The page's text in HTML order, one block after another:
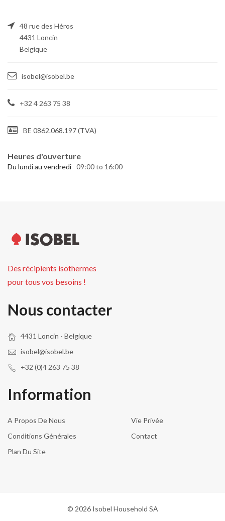
48 rue des Héros
4431 Loncin
Belgique
isobel@isobel.be
+32 4 263 75 38
BE 0862.068.197 (TVA)
Heures d'ouverture
Du lundi au vendredi 09:00 to 16:00
Des récipients isothermes
pour tous vos besoins !
Nous contacter
4431 Loncin - Belgique
isobel@isobel.be
+32 (0)4 263 75 38
Information
A Propos De Nous
Vie Privée
Conditions Générales
Contact
Plan Du Site
© 2026 Isobel Household SA